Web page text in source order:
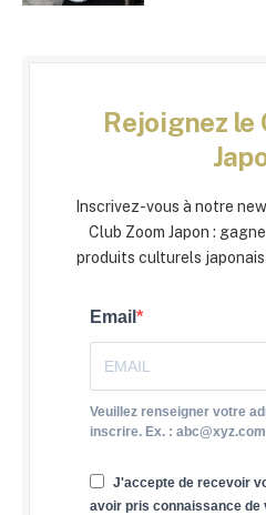
Rejoignez le
Inscrivez-vous à notre
Club Zoom Japon :
produits culturels japonais
Email
Veuillez renseigner votre
inscrire. Ex. : abc@xyz.com
J'accepte de recevoir
avoir pris connaissance de